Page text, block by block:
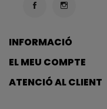
INFORMACIÓ
EL MEU COMPTE
ATENCIÓ AL CLIENT